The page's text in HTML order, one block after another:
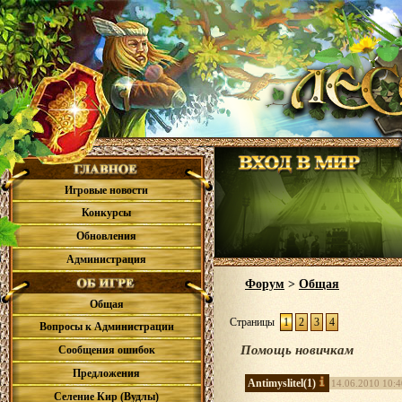
Игровые новости
Конкурсы
Обновления
Администрация
Общая
Вопросы к Администрации
Сообщения ошибок
Предложения
Селение Кир (Вудлы)
Форум > Общая
Страницы 1 2 3 4
Помощь новичкам
Antimyslitel(1) 14.06.2010